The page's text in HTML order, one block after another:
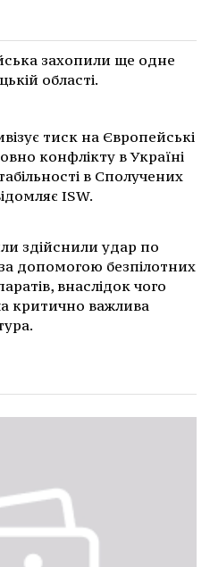
захопили ще одне
області.
тиск на Європейські
конфлікту в Україні
в Сполучених
ISW.
здійснили удар по
допомогою безпілотних
внаслідок чого
критично важлива